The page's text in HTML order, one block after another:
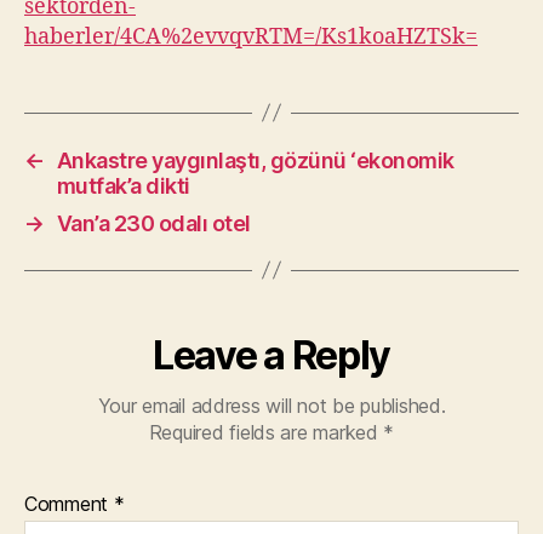
sektorden-
haberler/4CA%2evvqvRTM=/Ks1koaHZTSk=
←
Ankastre yaygınlaştı, gözünü ‘ekonomik
mutfak’a dikti
→ Van’a 230 odalı otel
Leave a Reply
Your email address will not be published.
Required fields are marked *
Comment *